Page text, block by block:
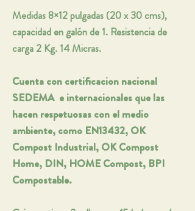
Medidas 8×12 pulgadas (20 x 30 cms),
capacidad en galón de 1. Resistencia de
carga 2 Kg. 14 Micras.
Cuenta con certificacion nacional
SEDEMA e internacionales que las
hacen respetuosas con el medio
ambiente, como EN13432, OK
Compost Industrial, OK Compost
Home, DIN, HOME Compost, BPI
Compostable.